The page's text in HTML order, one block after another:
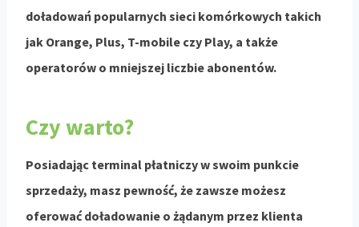
doładowań popularnych sieci komórkowych takich
jak Orange, Plus, T-mobile czy Play, a także
operatorów o mniejszej liczbie abonentów.
Czy warto?
Posiadając terminal płatniczy w swoim punkcie
sprzedaży, masz pewność, że zawsze możesz
oferować doładowanie o żądanym przez klienta